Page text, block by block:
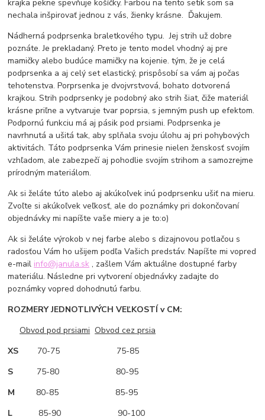
krajka pekne spevňuje košíčky. Farbou na tento setik som sa
nechala inšpirovať jednou z vás, žienky krásne. Ďakujem.
Nádherná podprsenka braletkového typu. Jej strih už dobre
poznáte. Je prekladaný. Preto je tento model vhodný aj pre
mamičky alebo budúce mamičky na kojenie. tým, že je celá
podprsenka a aj celý set elastický, prispôsobí sa vám aj počas
tehotenstva. Porprsenka je dvojvrstvová, bohato dotvorená
krajkou. Strih podprsenky je podobný ako strih šiat, čiže materiál
krásne priľne a vytvaruje tvar poprsia, s jemným push up efektom.
Podpornú funkciu má aj pásik pod prsiami. Podprsenka je
navrhnutá a ušitá tak, aby splňala svoju úlohu aj pri pohybových
aktivitách. Táto podprsenka Vám prinesie nielen ženskosť svojím
vzhľadom, ale zabezpečí aj pohodlie svojím strihom a samozrejme
prírodným materiálom.
Ak si želáte túto alebo aj akúkoľvek inú podprsenku ušiť na mieru.
Zvoľte si akúkoľvek veľkosť, ale do poznámky pri dokončovaní
objednávky mi napíšte vaše miery a je to:o)
Ak si želáte výrokob v nej farbe alebo s dizajnovou potlačou s
radosťou Vám ho ušijem podľa Vašich predstáv. Napíšte mi vopred
e-mail info@janula.sk , zašlem Vám aktuálne dostupné farby
materiálu. Následne pri vytvorení objednávky zadajte do
poznámky vopred dohodnutú farbu.
ROZMERY JEDNOTLIVÝCH VEĽKOSTÍ v CM:
Obvod pod prsiami Obvod cez prsia
XS 70-75 75-85
S 75-80 80-95
M 80-85 85-95
L 85-90 90-100